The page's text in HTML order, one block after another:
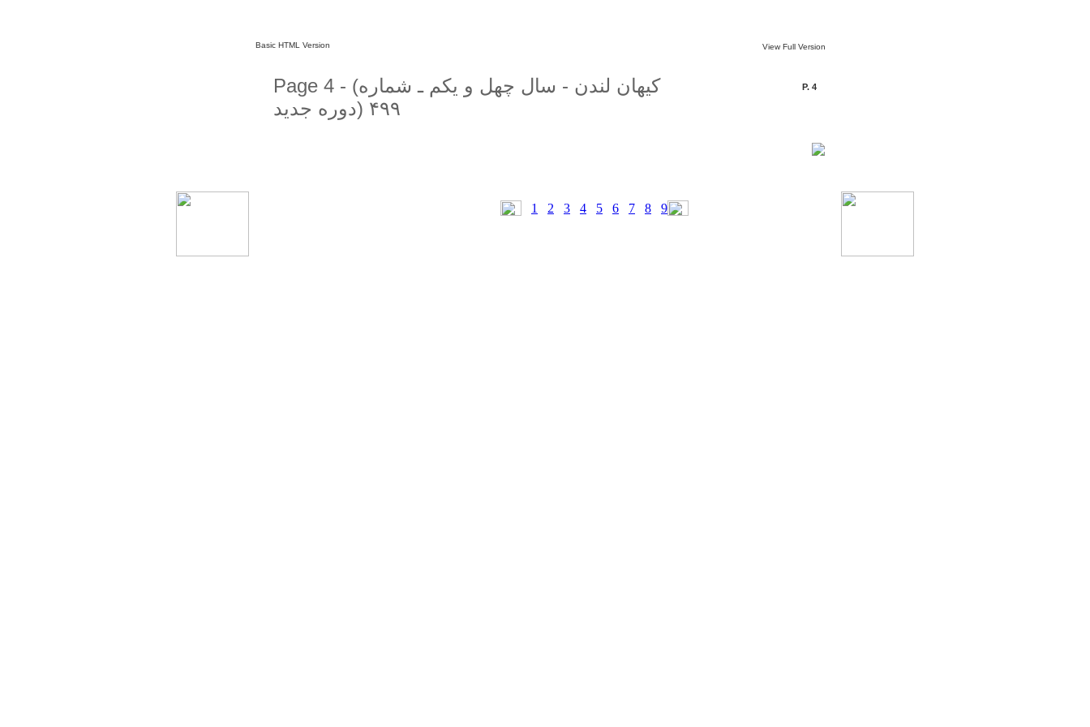
Basic HTML Version View Full Version
Page 4 - (کیهان لندن - سال چهل و یکم ـ شماره
۴۹۹ (دوره جديد
P. 4
1 2 3 4 5 6 7 8 9